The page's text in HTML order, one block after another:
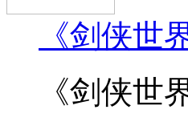
《剑侠世
《剑侠世